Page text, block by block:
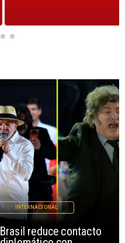
China restringe
INTERNACIONAL